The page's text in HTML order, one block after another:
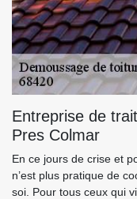
Entreprise de
Pres Colmar
En ce jours de crise et
n’est plus pratique de
soi. Pour tous ceux qui